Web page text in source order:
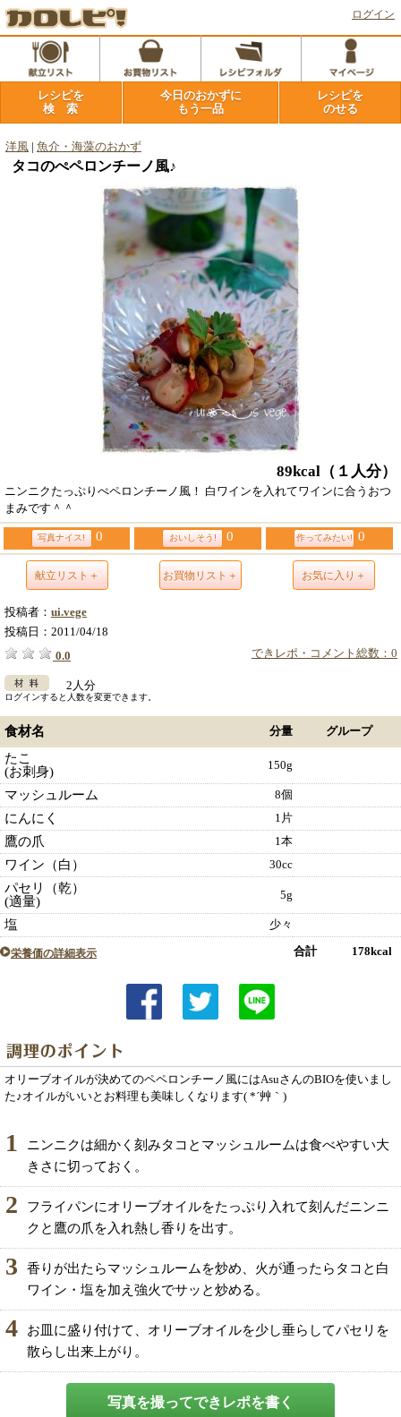
ログイン
レシピを
検 索
今日のおかずに
もう一品
レシピを
のせる
洋風 魚介・海藻のおかず
タコのぺペロンチーノ風♪
89kcal （１人分）
ニンニクたっぷりぺペロンチーノ風！ 白ワインを入れてワインに合うおつ
まみです＾＾
写真ナイス! 0 おいしそう! 0 作ってみたい! 0
献立リスト＋ お買物リスト＋ お気に入り＋
投稿者： ui.vege
投稿日： 2011/04/18
できレポ・コメント総数：0
0.0
2人分
ログインすると人数を変更できます。
食材名 分量 グループ
たこ
(お刺身)
150g
マッシュルーム 8個
にんにく 1片
鷹の爪 1本
ワイン（白） 30cc
パセリ（乾）
(適量)
5g
塩 少々
栄養価の詳細表示 合計 178kcal
オリーブオイルが決めてのペペロンチーノ風にはAsuさんのBIOを使いまし
た♪オイルがいいとお料理も美味しくなります( *´艸｀)
1
ニンニクは細かく刻みタコとマッシュルームは食べやすい大
きさに切っておく。
2
フライパンにオリーブオイルをたっぷり入れて刻んだニンニ
クと鷹の爪を入れ熱し香りを出す。
3
香りが出たらマッシュルームを炒め、火が通ったらタコと白
ワイン・塩を加え強火でサッと炒める。
4
お皿に盛り付けて、オリーブオイルを少し垂らしてパセリを
散らし出来上がり。
写真を撮ってできレポを書く